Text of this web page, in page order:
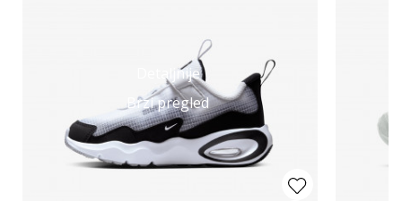
Detaljnije
Brzi pregled